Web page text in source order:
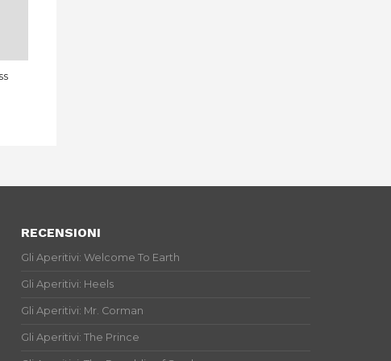
RECENSIONI
Gli Aperitivi: Welcome To Earth
Gli Aperitivi: Heels
Gli Aperitivi: Mr. Corman
Gli Aperitivi: The Prince